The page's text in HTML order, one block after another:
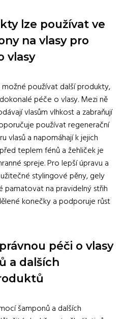
lze používat ve
na vlasy pro
vlasy
používat další produkty,
péče o vlasy. Mezi ně
vlasům vlhkost a zabraňují
používat regenerační
vlasů a napomáhají k jejich
teplem fénů a žehliček je
spreje. Pro lepší úpravu a
stylingové pěny, gely
pamatovat na pravidelný střih
konečky a podporuje růst
péči o vlasy
a dalších
šamponů a dalších